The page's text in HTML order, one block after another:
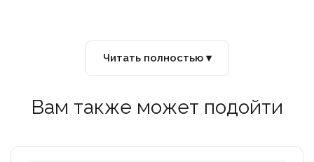
Читать полностью ▾
Вам также может подойти